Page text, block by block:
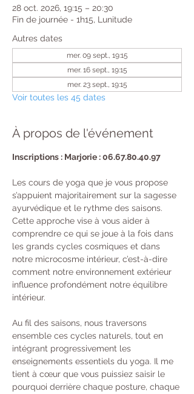
28 oct. 2026, 19:15 – 20:30
Fin de journée - 1h15, Lunitude
Autres dates
mer. 09 sept., 19:15
mer. 16 sept., 19:15
mer. 23 sept., 19:15
Voir toutes les 45 dates
À propos de l'événement
Inscriptions : Marjorie : 06.67.80.40.97
Les cours de yoga que je vous propose
s’appuient majoritairement sur la sagesse
ayurvédique et le rythme des saisons.
Cette approche vise à vous aider à
comprendre ce qui se joue à la fois dans
les grands cycles cosmiques et dans
notre microcosme intérieur, c’est-à-dire
comment notre environnement extérieur
influence profondément notre équilibre
intérieur.
Au fil des saisons, nous traversons
ensemble ces cycles naturels, tout en
intégrant progressivement les
enseignements essentiels du yoga. Il me
tient à cœur que vous puissiez saisir le
pourquoi derrière chaque posture, chaque